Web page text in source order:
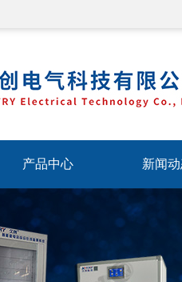
产品中心 新闻